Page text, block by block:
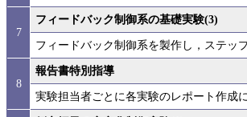
7
フィードバック制御系の基礎実験(3)
フィードバック制御系を製作し，ステッ
8
報告書特別指導
実験担当者ごとに各実験のレポート作成